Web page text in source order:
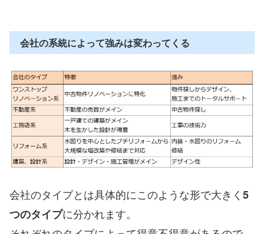
会社の系統によって強みは変わってくる
会社のタイプとは具体的にこのような形で大きく 5
つのタイプに分かれます。